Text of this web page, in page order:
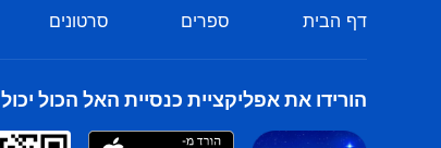
דף הבית ספרים סרטונים
הורידו את אפליקציית כנסיית האל הכול יכול